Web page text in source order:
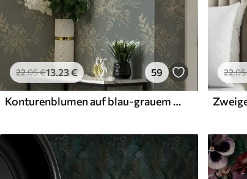
22.05€13.23€ 59
Konturenblumen auf blau-grauem Hintergrund, elegantes botanisches Muster
22.05